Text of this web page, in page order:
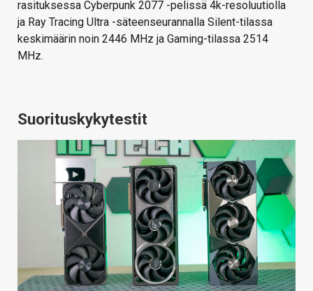
rasituksessa Cyberpunk 2077 -pelissä 4k-resoluutiolla
ja Ray Tracing Ultra -säteenseurannalla Silent-tilassa
keskimäärin noin 2446 MHz ja Gaming-tilassa 2514
MHz.
Suorituskykytestit